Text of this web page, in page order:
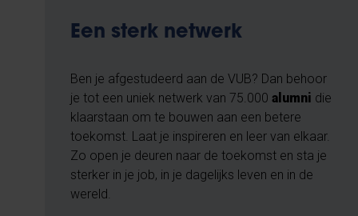
Een sterk netwerk
Ben je afgestudeerd aan de VUB? Dan behoor
je tot een uniek netwerk van 75.000 alumni die
klaarstaan om te bouwen aan een betere
toekomst. Laat je inspireren en leer van elkaar.
Zo open je deuren naar de toekomst en sta je
sterker in je job, in je dagelijks leven en in de
wereld.